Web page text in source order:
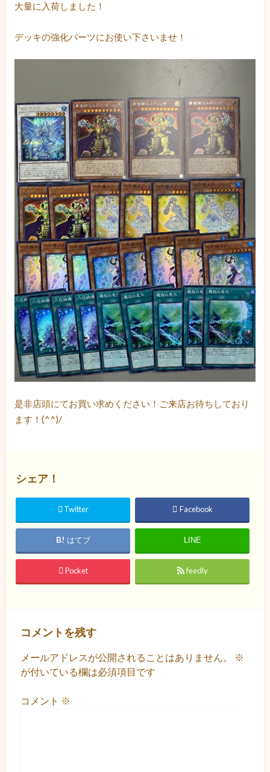
大量に入荷しました！
デッキの強化パーツにお使い下さいませ！
是非店頭にてお買い求めください！ご来店お待ちしており
ます！(^^)/
シェア！
Twitter Facebook
はてブ LINE
Pocket feedly
コメントを残す
メールアドレスが公開されることはありません。
※
が付いている欄は必須項目です
コメント ※